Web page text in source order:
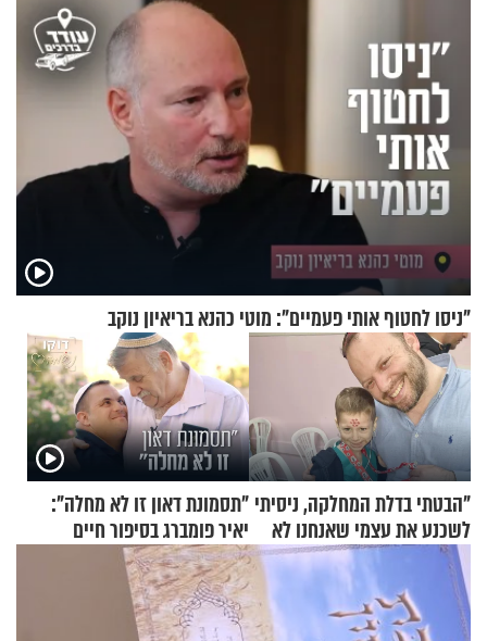
"ניסו לחטוף אותי פעמיים": מוטי כהנא בריאיון נוקב
"הבטתי בדלת המחלקה, ניסיתי
לשכנע את עצמי שאנחנו לא
שייכים לשם"
"תסמונת דאון זו לא מחלה":
יאיר פומברג בסיפור חיים
מעורר השראה